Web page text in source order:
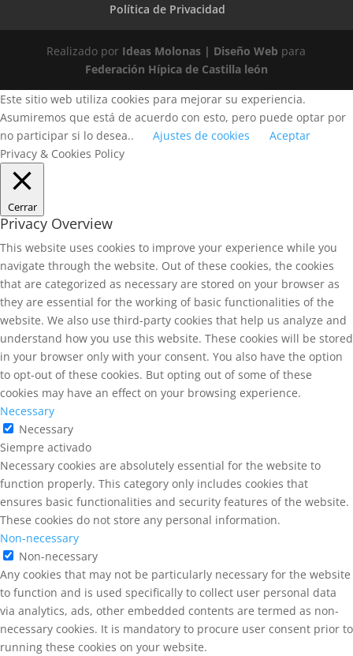
Política de Privacidad
Realizado por Ideas Molonas | Diseño Web para
Federación Hípica de Castilla león
Este sitio web utiliza cookies para mejorar su experiencia.
Asumiremos que está de acuerdo con esto, pero puede optar por
no participar si lo desea..
Ajustes de cookies
Aceptar
Privacy & Cookies Policy
Cerrar
Privacy Overview
This website uses cookies to improve your experience while you
navigate through the website. Out of these cookies, the cookies
that are categorized as necessary are stored on your browser as
they are essential for the working of basic functionalities of the
website. We also use third-party cookies that help us analyze and
understand how you use this website. These cookies will be stored
in your browser only with your consent. You also have the option
to opt-out of these cookies. But opting out of some of these
cookies may have an effect on your browsing experience.
Necessary
Necessary
Siempre activado
Necessary cookies are absolutely essential for the website to
function properly. This category only includes cookies that
ensures basic functionalities and security features of the website.
These cookies do not store any personal information.
Non-necessary
Non-necessary
Any cookies that may not be particularly necessary for the website
to function and is used specifically to collect user personal data
via analytics, ads, other embedded contents are termed as non-
necessary cookies. It is mandatory to procure user consent prior to
running these cookies on your website.